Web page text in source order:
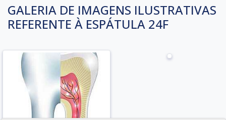
GALERIA DE IMAGENS ILUSTRATIVAS
REFERENTE À ESPÁTULA 24F